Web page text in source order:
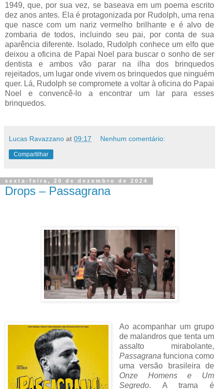
1949, que, por sua vez, se baseava em um poema escrito
dez anos antes. Ela é protagonizada por Rudolph, uma rena
que nasce com um nariz vermelho brilhante e é alvo de
zombaria de todos, incluindo seu pai, por conta de sua
aparência diferente. Isolado, Rudolph conhece um elfo que
deixou a oficina de Papai Noel para buscar o sonho de ser
dentista e ambos vão parar na ilha dos brinquedos
rejeitados, um lugar onde vivem os brinquedos que ninguém
quer. Lá, Rudolph se compromete a voltar à oficina do Papai
Noel e convencê-lo a encontrar um lar para esses
brinquedos.
Lucas Ravazzano at 09:17 Nenhum comentário:
Compartilhar
sexta-feira, 20 de dezembro de 2024
Drops – Passagrana
Ao acompanhar um grupo
de malandros que tenta um
assalto mirabolante,
Passagrana funciona como
uma versão brasileira de
Onze Homens e Um
Segredo. A trama é